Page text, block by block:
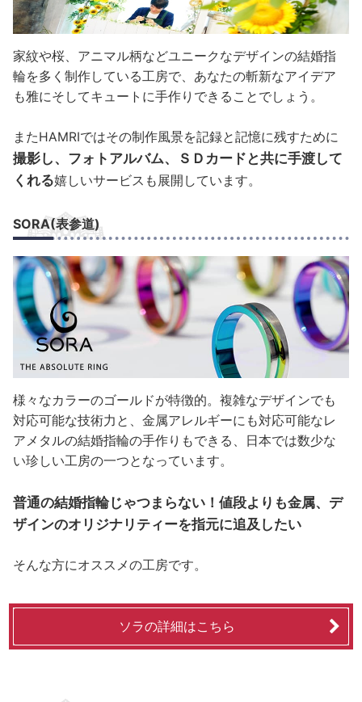
家紋や桜、アニマル柄などユニークなデザインの結婚指
輪を多く制作している工房で、あなたの斬新なアイデア
も雅にそしてキュートに手作りできることでしょう。
またHAMRIではその制作風景を記録と記憶に残すために
撮影し、フォトアルバム、ＳＤカードと共に手渡して
くれる嬉しいサービスも展開しています。
SORA(表参道)
様々なカラーのゴールドが特徴的。複雑なデザインでも
対応可能な技術力と、金属アレルギーにも対応可能なレ
アメタルの結婚指輪の手作りもできる、日本では数少な
い珍しい工房の一つとなっています。
普通の結婚指輪じゃつまらない！値段よりも金属、デ
ザインのオリジナリティーを指元に追及したい
そんな方にオススメの工房です。
ソラの詳細はこちら